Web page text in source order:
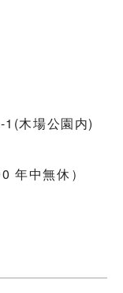
木場公園内)
年中無休）